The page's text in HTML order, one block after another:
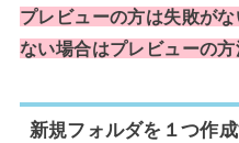
プレビューの方は失敗が
ない場合はプレビューの方
新規フォルダを１つ作